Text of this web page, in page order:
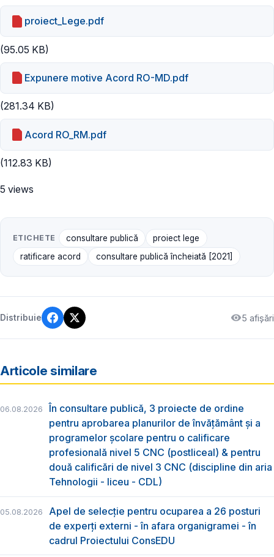
proiect_Lege.pdf
(95.05 KB)
Expunere motive Acord RO-MD.pdf
(281.34 KB)
Acord RO_RM.pdf
(112.83 KB)
5 views
ETICHETE consultare publică
proiect lege
ratificare acord
consultare publică încheiată [2021]
Distribuie 5 afișări
Articole similare
06.08.2026
În consultare publică, 3 proiecte de ordine
pentru aprobarea planurilor de învățământ și a
programelor școlare pentru o calificare
profesională nivel 5 CNC (postliceal) & pentru
două calificări de nivel 3 CNC (discipline din aria
Tehnologii - liceu - CDL)
05.08.2026
Apel de selecție pentru ocuparea a 26 posturi
de experți externi - în afara organigramei - în
cadrul Proiectului ConsEDU